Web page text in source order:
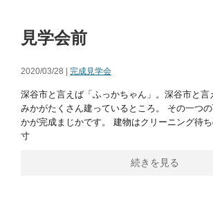
見学会前
2020/03/28 | 完成見学会
深谷市と言えば「ふっかちゃん」。深谷市と言
みかがたくさん建っているところ。 その一つ
かが完成まじかです。 建物はクリーニング待
寸
続きを見る